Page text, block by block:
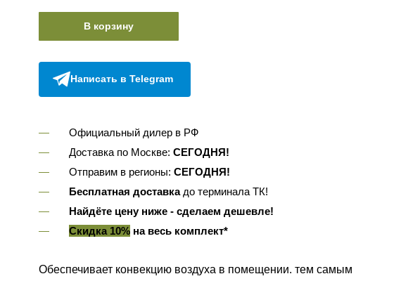
В корзину
Написать в Telegram
Официальный дилер в РФ
Доставка по Москве: СЕГОДНЯ!
Отправим в регионы: СЕГОДНЯ!
Бесплатная доставкадо терминала ТК!
Найдёте цену ниже - сделаем дешевле!
Скидка 10%на весь комплект*
Обеспечивает конвекцию воздуха в помещении. тем самым